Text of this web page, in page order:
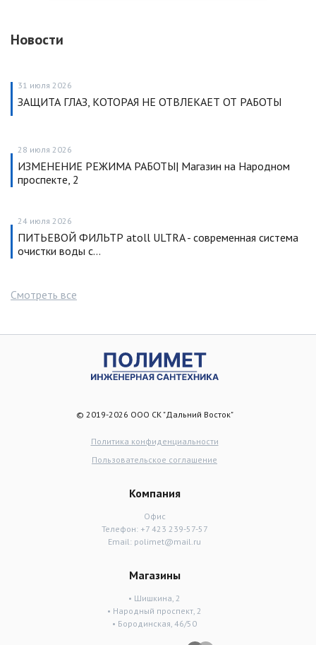
Новости
31 июля 2026
ЗАЩИТА ГЛАЗ, КОТОРАЯ НЕ ОТВЛЕКАЕТ ОТ РАБОТЫ
28 июля 2026
ИЗМЕНЕНИЕ РЕЖИМА РАБОТЫ| Магазин на Народном
проспекте, 2
24 июля 2026
ПИТЬЕВОЙ ФИЛЬТР atoll ULTRA - современная система
очистки воды с…
Смотреть все
© 2019-2026 ООО СК "Дальний Восток"
Политика конфиденциальности
Пользовательское соглашение
Компания
Офис
Телефон: +7 423 239-57-57
Email: polimet@mail.ru
Магазины
• Шишкина, 2
• Народный проспект, 2
• Бородинская, 46/50